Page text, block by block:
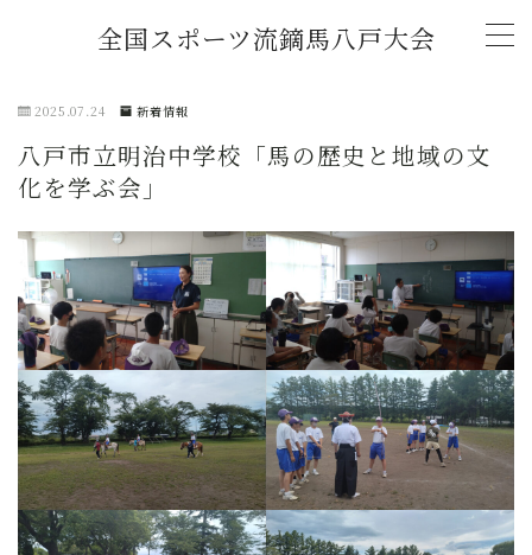
全国スポーツ流鏑馬八戸大会
トップページ
新着情報
(2026年)「全国スポーツ流鏑馬第11回八戸大
会」開催概要
チャレンジマッチ U-18流鏑馬大会
大会記録
2026年大会協賛スポンサー募集中！
2025.07.24 新着情報
八戸市立明治中学校「馬の歴史と地域の文
化を学ぶ会」